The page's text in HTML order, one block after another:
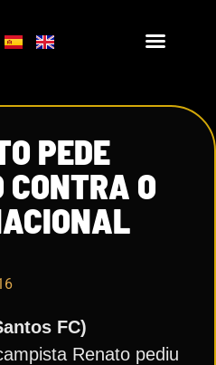
PEDE
CONTRA O
FC)
Renato pediu